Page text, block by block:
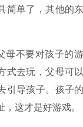
简单了，其他的
母不要对孩子的
式去玩，父母可
引导孩子。孩子
这才是好游戏。